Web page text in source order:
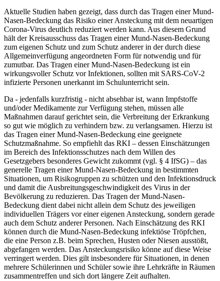
Aktuelle Studien haben gezeigt, dass durch das Tragen einer Mund-
Nasen-Bedeckung das Risiko einer Ansteckung mit dem neuartigen
Corona-Virus deutlich reduziert werden kann. Aus diesem Grund
hält der Kreisausschuss das Tragen einer Mund-Nasen-Bedeckung
zum eigenen Schutz und zum Schutz anderer in der durch diese
Allgemeinverfügung angeordneten Form für notwendig und für
zumutbar. Das Tragen einer Mund-Nasen-Bedeckung ist ein
wirkungsvoller Schutz vor Infektionen, sollten mit SARS-CoV-2
infizierte Personen unerkannt im Schulunterricht sein.
Da - jedenfalls kurzfristig - nicht absehbar ist, wann Impfstoffe
und/oder Medikamente zur Verfügung stehen, müssen alle
Maßnahmen darauf gerichtet sein, die Verbreitung der Erkrankung
so gut wie möglich zu verhindern bzw. zu verlangsamen. Hierzu ist
das Tragen einer Mund-Nasen-Bedeckung eine geeignete
Schutzmaßnahme. So empfiehlt das RKI – dessen Einschätzungen
im Bereich des Infektionsschutzes nach dem Willen des
Gesetzgebers besonderes Gewicht zukommt (vgl. § 4 IfSG) – das
generelle Tragen einer Mund-Nasen-Bedeckung in bestimmten
Situationen, um Risikogruppen zu schützen und den Infektionsdruck
und damit die Ausbreitungsgeschwindigkeit des Virus in der
Bevölkerung zu reduzieren. Das Tragen der Mund-Nasen-
Bedeckung dient dabei nicht allein dem Schutz des jeweiligen
individuellen Trägers vor einer eigenen Ansteckung, sondern gerade
auch dem Schutz anderer Personen. Nach Einschätzung des RKI
können durch die Mund-Nasen-Bedeckung infektiöse Tröpfchen,
die eine Person z.B. beim Sprechen, Husten oder Niesen ausstößt,
abgefangen werden. Das Ansteckungsrisiko könne auf diese Weise
verringert werden. Dies gilt insbesondere für Situationen, in denen
mehrere Schülerinnen und Schüler sowie ihre Lehrkräfte in Räumen
zusammentreffen und sich dort längere Zeit aufhalten.